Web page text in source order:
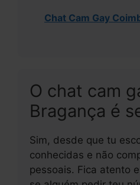
Chat Cam Gay
O chat cam
Bragança é
Sim, desde que tu
conhecidas e não
pessoais. Fica atento